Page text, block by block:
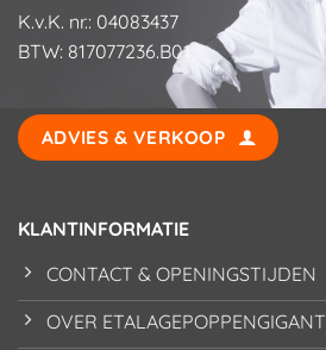
K.v.K. nr.: 04083437
BTW: 817077236.B01
ADVIES & VERKOOP
KLANTINFORMATIE
CONTACT & OPENINGSTIJDEN
OVER ETALAGEPOPPENGIGANT